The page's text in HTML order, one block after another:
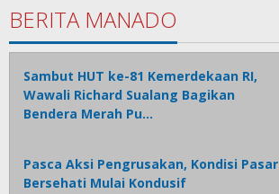
BERITA MANADO
Sambut HUT ke-81 Kemerdekaan RI,
Wawali Richard Sualang Bagikan
Bendera Merah Pu…
Pasca Aksi Pengrusakan, Kondisi Pasar
Bersehati Mulai Kondusif